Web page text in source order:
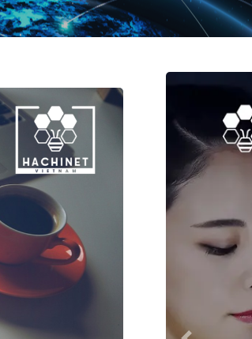
デジタルトランスフォー
ルスフォース開発
モバイル開発
ソフトウェアテスト
COMPANY PROFILE.PDF